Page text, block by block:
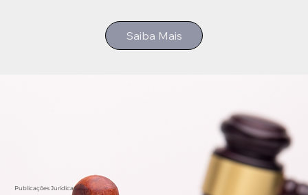
Saiba Mais
Publicações Jurídicas